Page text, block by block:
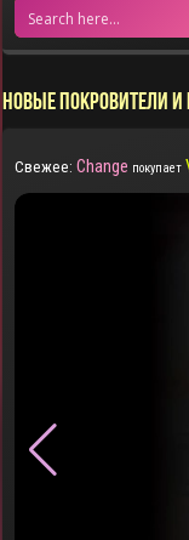
НОВЫЕ ПОКРОВИТЕЛИ
Свежее: Change покупает